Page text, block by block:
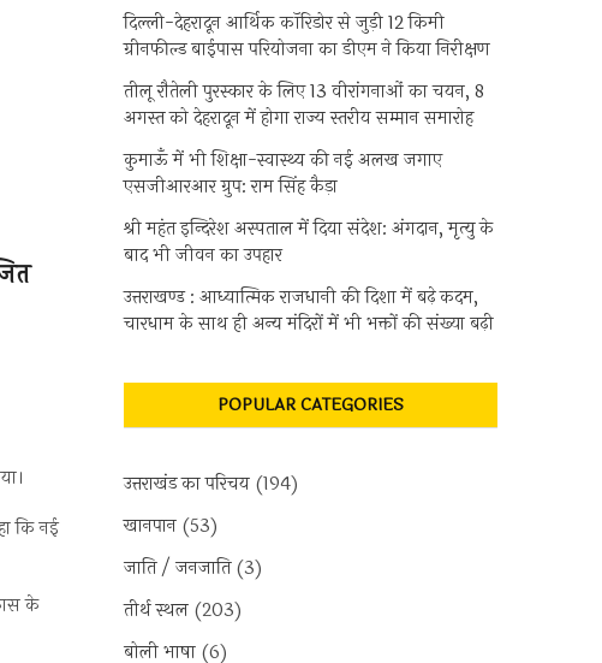
कि नई
के
दिल्ली-देहरादून आर्थिक कॉरिडोर से जुड़ी 12 किमी
ग्रीनफील्ड बाईपास परियोजना का डीएम ने किया निरीक्षण
तीलू रौतेली पुरस्कार के लिए 13 वीरांगनाओं का चयन, 8
अगस्त को देहरादून में होगा राज्य स्तरीय सम्मान समारोह
कुमाऊँ में भी शिक्षा-स्वास्थ्य की नई अलख जगाए
एसजीआरआर ग्रुप: राम सिंह कैड़ा
श्री महंत इन्दिरेश अस्पताल में दिया संदेश: अंगदान, मृत्यु के
बाद भी जीवन का उपहार
उत्तराखण्ड : आध्यात्मिक राजधानी की दिशा में बढ़े कदम,
चारधाम के साथ ही अन्य मंदिरों में भी भक्तों की संख्या बढ़ी
POPULAR CATEGORIES
उत्तराखंड का परिचय (194)
खानपान (53)
जाति / जनजाति(3)
तीर्थ स्थल (203)
बोली भाषा (6)